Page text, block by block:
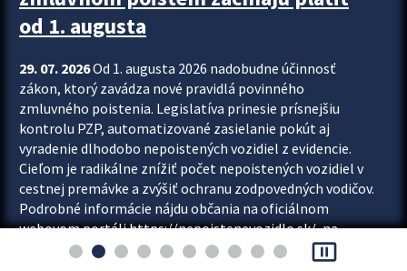
od 1. augusta
29. 07. 2026Od 1. augusta 2026 nadobudne účinnosť
zákon, ktorý zavádza nové pravidlá povinného
zmluvného poistenia. Legislatíva prinesie prísnejšiu
kontrolu PZP, automatizované zasielanie pokút aj
vyradenie dlhodobo nepoistených vozidiel z evidencie.
Cieľom je radikálne znížiť počet nepoistených vozidiel v
cestnej premávke a zvýšiť ochranu zodpovedných vodičov.
Podrobné informácie nájdu občania na oficiálnom
webovom portáli https://nepoistenevozidlo.sk/, na
ktorom od augusta pribudne aj možnosť overiť si...
pause_presentation